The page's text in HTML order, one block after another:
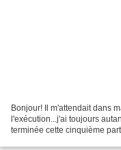
Bonjour! Il m'attendait dans
l'exécution...j'ai toujours
terminée cette cinquième